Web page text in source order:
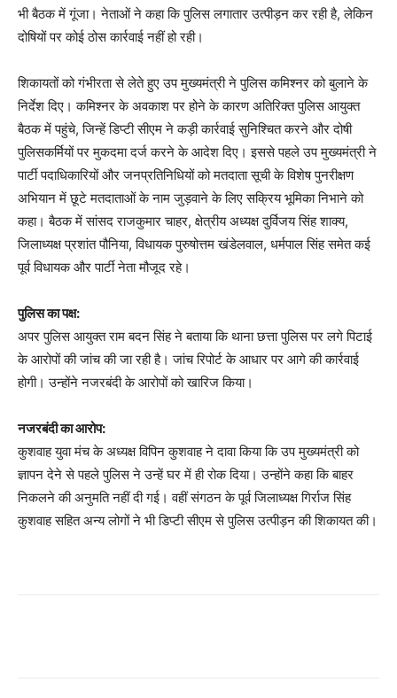
भी बैठक में गूंजा। नेताओं ने कहा कि पुलिस लगातार उत्पीड़न कर रही है, लेकिन
दोषियों पर कोई ठोस कार्रवाई नहीं हो रही।
शिकायतों को गंभीरता से लेते हुए उप मुख्यमंत्री ने पुलिस कमिश्नर को बुलाने के
निर्देश दिए। कमिश्नर के अवकाश पर होने के कारण अतिरिक्त पुलिस आयुक्त
बैठक में पहुंचे, जिन्हें डिप्टी सीएम ने कड़ी कार्रवाई सुनिश्चित करने और दोषी
पुलिसकर्मियों पर मुकदमा दर्ज करने के आदेश दिए। इससे पहले उप मुख्यमंत्री ने
पार्टी पदाधिकारियों और जनप्रतिनिधियों को मतदाता सूची के विशेष पुनरीक्षण
अभियान में छूटे मतदाताओं के नाम जुड़वाने के लिए सक्रिय भूमिका निभाने को
कहा। बैठक में सांसद राजकुमार चाहर, क्षेत्रीय अध्यक्ष दुर्विजय सिंह शाक्य,
जिलाध्यक्ष प्रशांत पौनिया, विधायक पुरुषोत्तम खंडेलवाल, धर्मपाल सिंह समेत कई
पूर्व विधायक और पार्टी नेता मौजूद रहे।
पुलिस का पक्ष:
अपर पुलिस आयुक्त राम बदन सिंह ने बताया कि थाना छत्ता पुलिस पर लगे पिटाई
के आरोपों की जांच की जा रही है। जांच रिपोर्ट के आधार पर आगे की कार्रवाई
होगी। उन्होंने नजरबंदी के आरोपों को खारिज किया।
नजरबंदी का आरोप:
कुशवाह युवा मंच के अध्यक्ष विपिन कुशवाह ने दावा किया कि उप मुख्यमंत्री को
ज्ञापन देने से पहले पुलिस ने उन्हें घर में ही रोक दिया। उन्होंने कहा कि बाहर
निकलने की अनुमति नहीं दी गई। वहीं संगठन के पूर्व जिलाध्यक्ष गिर्राज सिंह
कुशवाह सहित अन्य लोगों ने भी डिप्टी सीएम से पुलिस उत्पीड़न की शिकायत की।